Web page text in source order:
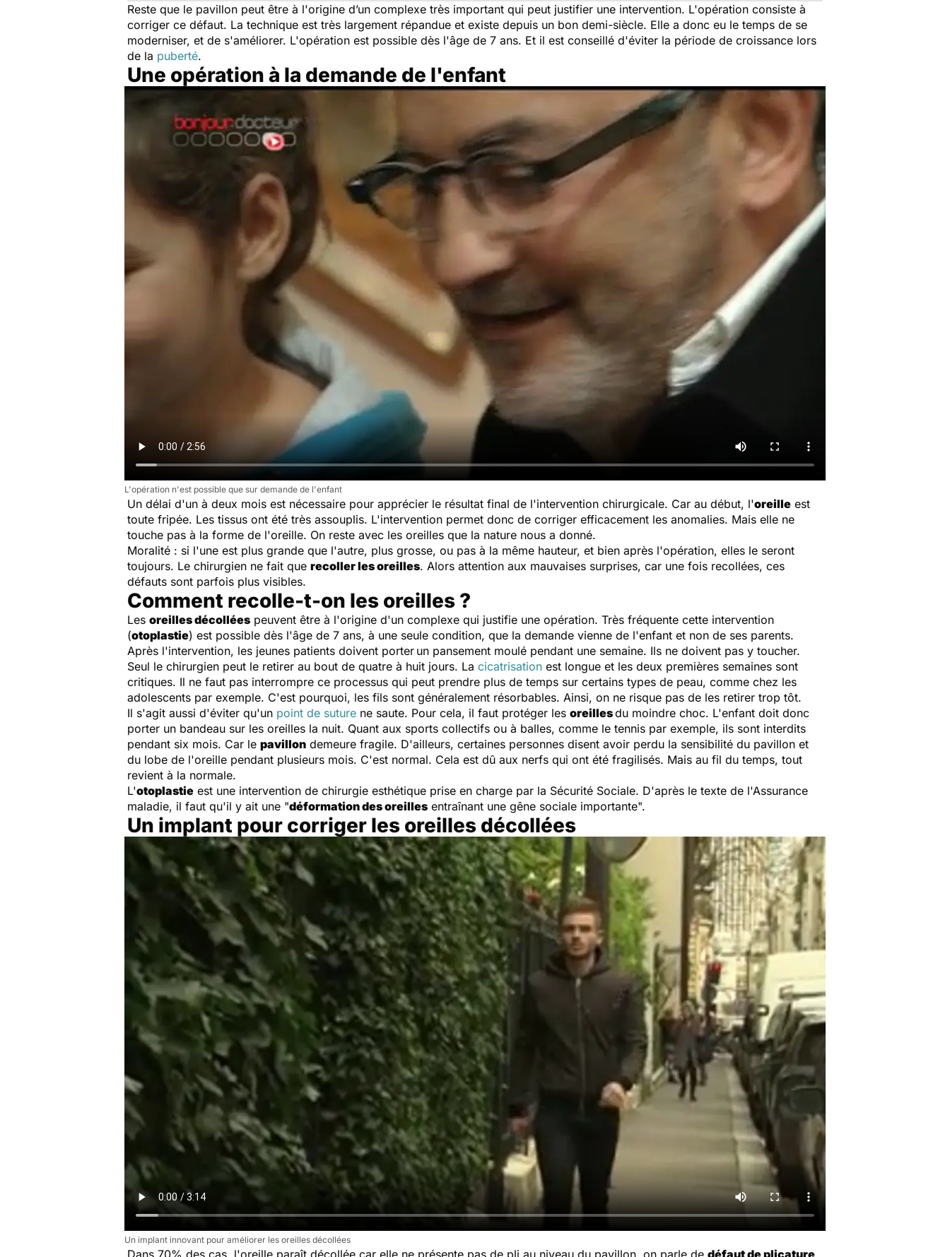
Reste que le pavillon peut être à l'origine d’un complexe très important qui peut justifier une intervention. L'opération consiste à
corriger ce défaut. La technique est très largement répandue et existe depuis un bon demi-siècle. Elle a donc eu le temps de se
moderniser, et de s'améliorer. L'opération est possible dès l'âge de 7 ans. Et il est conseillé d'éviter la période de croissance lors
de la puberté.
Une opération à la demande de l'enfant
L'opération n'est possible que sur demande de l'enfant
Un délai d'un à deux mois est nécessaire pour apprécier le résultat final de l'intervention chirurgicale. Car au début, l'oreille est
toute fripée. Les tissus ont été très assouplis. L'intervention permet donc de corriger efficacement les anomalies. Mais elle ne
touche pas à la forme de l'oreille. On reste avec les oreilles que la nature nous a donné.
Moralité : si l'une est plus grande que l'autre, plus grosse, ou pas à la même hauteur, et bien après l'opération, elles le seront
toujours. Le chirurgien ne fait que recoller les oreilles. Alors attention aux mauvaises surprises, car une fois recollées, ces
défauts sont parfois plus visibles.
Comment recolle-t-on les oreilles ?
Les oreilles décollées peuvent être à l'origine d'un complexe qui justifie une opération. Très fréquente cette intervention
(otoplastie) est possible dès l'âge de 7 ans, à une seule condition, que la demande vienne de l'enfant et non de ses parents.
Après l'intervention, les jeunes patients doivent porter un pansement moulé pendant une semaine. Ils ne doivent pas y toucher.
Seul le chirurgien peut le retirer au bout de quatre à huit jours. La cicatrisation est longue et les deux premières semaines sont
critiques. Il ne faut pas interrompre ce processus qui peut prendre plus de temps sur certains types de peau, comme chez les
adolescents par exemple. C'est pourquoi, les fils sont généralement résorbables. Ainsi, on ne risque pas de les retirer trop tôt.
Il s'agit aussi d'éviter qu'un point de suture ne saute. Pour cela, il faut protéger les oreillesdu moindre choc. L'enfant doit donc
porter un bandeau sur les oreilles la nuit. Quant aux sports collectifs ou à balles, comme le tennis par exemple, ils sont interdits
pendant six mois. Car le pavillon demeure fragile. D'ailleurs, certaines personnes disent avoir perdu la sensibilité du pavillon et
du lobe de l'oreille pendant plusieurs mois. C'est normal. Cela est dû aux nerfs qui ont été fragilisés. Mais au fil du temps, tout
revient à la normale.
L'otoplastie est une intervention de chirurgie esthétique prise en charge par la Sécurité Sociale. D'après le texte de l'Assurance
maladie, il faut qu'il y ait une "déformation des oreilles entraînant une gêne sociale importante".
Un implant pour corriger les oreilles décollées
Un implant innovant pour améliorer les oreilles décollées
Dans 70% des cas, l'oreille paraît décollée car elle ne présente pas de pli au niveau du pavillon, on parle de défaut de plicature